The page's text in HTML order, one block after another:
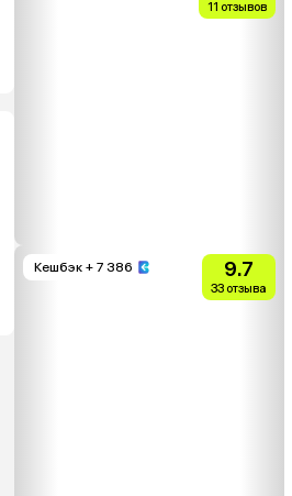
11 отзывов
Кешбэк + 7 386 9.7
33 отзыва